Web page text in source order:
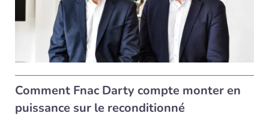
Comment Fnac Darty compte monter en
puissance sur le reconditionné